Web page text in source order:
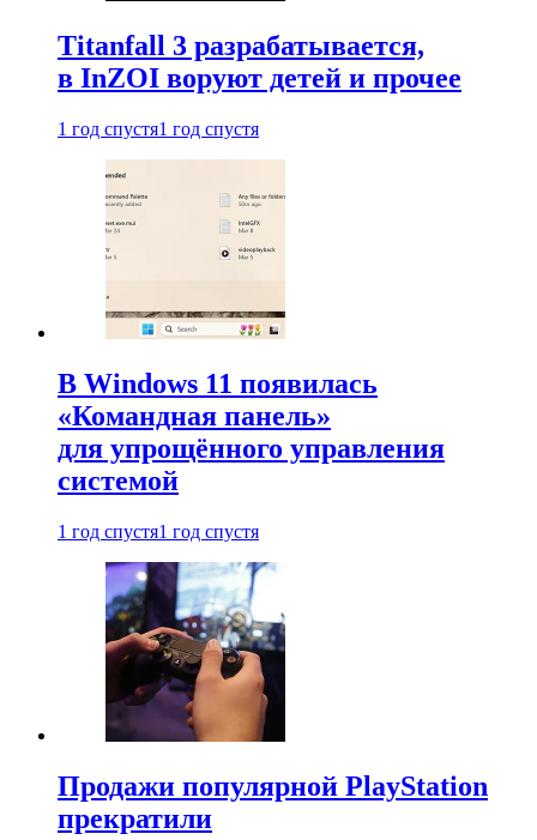
Titanfall 3 разрабатывается,
в InZOI воруют детей и прочее
1 год спустя1 год спустя
В Windows 11 появилась
«Командная панель»
для упрощённого управления
системой
1 год спустя1 год спустя
Продажи популярной PlayStation
прекратили